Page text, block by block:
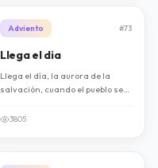
Adviento #73
Llega el dia
Llega el día, la aurora de la
salvación, cuando el pueblo se
3805